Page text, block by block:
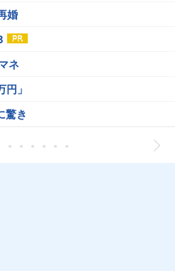
婚
ネ
」
驚き